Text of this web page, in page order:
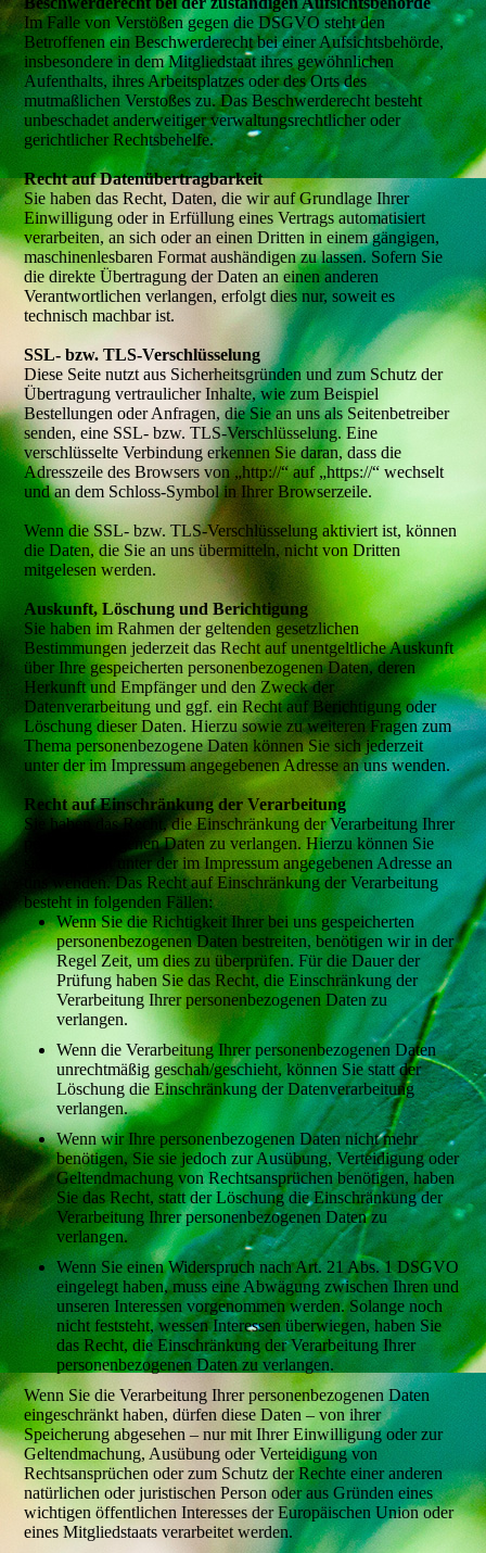
Im Falle von Verstößen gegen die DSGVO steht den
Betroffenen ein Beschwerderecht bei einer Aufsichtsbehörde,
insbesondere in dem Mitgliedstaat ihres gewöhnlichen
Aufenthalts, ihres Arbeitsplatzes oder des Orts des
mutmaßlichen Verstoßes zu. Das Beschwerderecht besteht
unbeschadet anderweitiger verwaltungsrechtlicher oder
gerichtlicher Rechtsbehelfe.
Recht auf Datenübertragbarkeit
Sie haben das Recht, Daten, die wir auf Grundlage Ihrer
Einwilligung oder in Erfüllung eines Vertrags automatisiert
verarbeiten, an sich oder an einen Dritten in einem gängigen,
maschinenlesbaren Format aushändigen zu lassen. Sofern Sie
die direkte Übertragung der Daten an einen anderen
Verantwortlichen verlangen, erfolgt dies nur, soweit es
technisch machbar ist.
SSL- bzw. TLS-Verschlüsselung
Diese Seite nutzt aus Sicherheitsgründen und zum Schutz der
Übertragung vertraulicher Inhalte, wie zum Beispiel
Bestellungen oder Anfragen, die Sie an uns als Seitenbetreiber
senden, eine SSL- bzw. TLS-Verschlüsselung. Eine
verschlüsselte Verbindung erkennen Sie daran, dass die
Adresszeile des Browsers von „http://“ auf „https://“ wechselt
und an dem Schloss-Symbol in Ihrer Browserzeile.
Wenn die SSL- bzw. TLS-Verschlüsselung aktiviert ist, können
die Daten, die Sie an uns übermitteln, nicht von Dritten
mitgelesen werden.
Auskunft, Löschung und Berichtigung
Sie haben im Rahmen der geltenden gesetzlichen
Bestimmungen jederzeit das Recht auf unentgeltliche Auskunft
über Ihre gespeicherten personenbezogenen Daten, deren
Herkunft und Empfänger und den Zweck der
Datenverarbeitung und ggf. ein Recht auf Berichtigung oder
Löschung dieser Daten. Hierzu sowie zu weiteren Fragen zum
Thema personenbezogene Daten können Sie sich jederzeit
unter der im Impressum angegebenen Adresse an uns wenden.
Recht auf Einschränkung der Verarbeitung
Sie haben das Recht, die Einschränkung der Verarbeitung Ihrer
personenbezogenen Daten zu verlangen. Hierzu können Sie
sich jederzeit unter der im Impressum angegebenen Adresse an
uns wenden. Das Recht auf Einschränkung der Verarbeitung
besteht in folgenden Fällen:
Wenn Sie die Richtigkeit Ihrer bei uns gespeicherten
personenbezogenen Daten bestreiten, benötigen wir in der
Regel Zeit, um dies zu überprüfen. Für die Dauer der
Prüfung haben Sie das Recht, die Einschränkung der
Verarbeitung Ihrer personenbezogenen Daten zu
verlangen.
Wenn die Verarbeitung Ihrer personenbezogenen Daten
unrechtmäßig geschah/geschieht, können Sie statt der
Löschung die Einschränkung der Datenverarbeitung
verlangen.
Wenn wir Ihre personenbezogenen Daten nicht mehr
benötigen, Sie sie jedoch zur Ausübung, Verteidigung oder
Geltendmachung von Rechtsansprüchen benötigen, haben
Sie das Recht, statt der Löschung die Einschränkung der
Verarbeitung Ihrer personenbezogenen Daten zu
verlangen.
Wenn Sie einen Widerspruch nach Art. 21 Abs. 1 DSGVO
eingelegt haben, muss eine Abwägung zwischen Ihren und
unseren Interessen vorgenommen werden. Solange noch
nicht feststeht, wessen Interessen überwiegen, haben Sie
das Recht, die Einschränkung der Verarbeitung Ihrer
personenbezogenen Daten zu verlangen.
Wenn Sie die Verarbeitung Ihrer personenbezogenen Daten
eingeschränkt haben, dürfen diese Daten – von ihrer
Speicherung abgesehen – nur mit Ihrer Einwilligung oder zur
Geltendmachung, Ausübung oder Verteidigung von
Rechtsansprüchen oder zum Schutz der Rechte einer anderen
natürlichen oder juristischen Person oder aus Gründen eines
wichtigen öffentlichen Interesses der Europäischen Union oder
eines Mitgliedstaats verarbeitet werden.